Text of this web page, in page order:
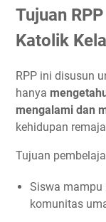
Tujuan
Katolik
RPP ini disusun
hanya
mengalami dan
kehidupan
Tujuan
Siswa mampu
komunitas